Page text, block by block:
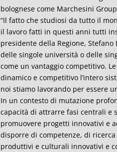
bolognese come Marchesini
“Il fatto che studiosi da tutto il
il lavoro fatti in questi anni tutti
presidente della Regione,
delle singole università o delle
come un vantaggio competitivo.
dinamico e competitivo l’intero
noi stiamo lavorando per essere
In un contesto di mutazione
capacità di attrarre fasi centrali e
promuovere progetti innovativi e
disporre di competenze, di
produttivi e culturali innovativi e